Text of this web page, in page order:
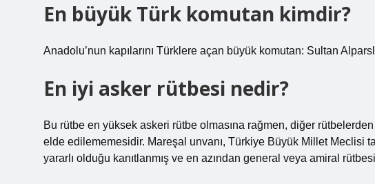
En büyük Türk komutan kimdir?
Anadolu’nun kapılarını Türklere açan büyük komutan: Sultan
En iyi asker rütbesi nedir?
Bu rütbe en yüksek askeri rütbe olmasına rağmen, diğer
elde edilememesidir. Mareşal unvanı, Türkiye Büyük Millet Meclisi
yararlı olduğu kanıtlanmış ve en azından general veya amiral